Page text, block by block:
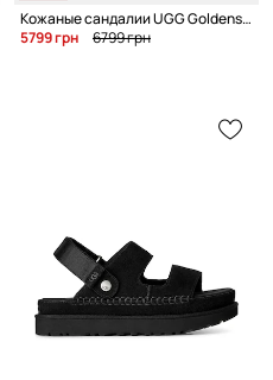
Кожаные сандалии UGG Goldenstar Villa
5799 грн
6799 грн